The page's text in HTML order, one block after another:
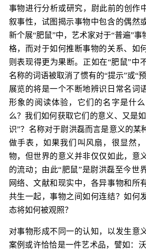
事物进行分析或研究，尉此前的创作
叙事性，试图揭示事物中包含的偶然
新个展“肥鼠”中，艺术家对于“普遍”事
格，而对于如何推断事物的关系、如
则表现得更为果断。正如在“肥鼠”中
名称的词语被取消了惯有的“提示”或“
展览的将是一个不断地辨识日常名词
形象的阅读体验，它们的名字是什
么？我们如何获取它们的意义、又是
识”？名称对于尉洪磊而言是意义的某
做手表，如果我们叫风扇，很显然
物，但世界的意义并非仅仅如此，意
的流动；由此“肥鼠”是尉洪磊至今世
网络、文献和现实中，各异事物和所
共生一起，事物之间如何连结？如何
态将如何被观照？
对事物形成不同一的认知，以发生意
案例或许恰恰是一件艺术品，譬如：